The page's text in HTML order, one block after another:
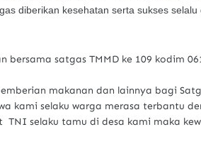
diberikan kesehatan serta sukses selalu
bersama satgas TMMD ke 109 kodim
makanan dan lainnya bagi
kami selaku warga merasa terbantu
selaku tamu di desa kami maka